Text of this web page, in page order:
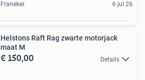
Franeker 6 jul 26
Helstons Raft Rag zwarte motorjack
maat M
€ 150,00 Details